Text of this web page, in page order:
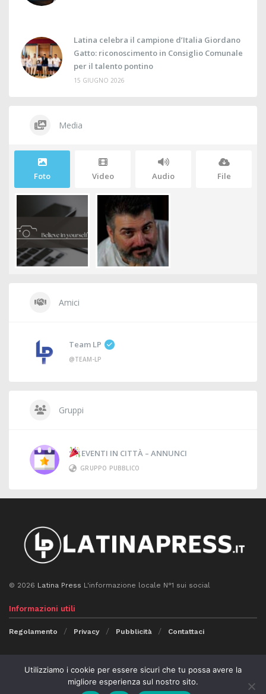
Latina celebra il campione d’Italia Giordano
Gatto: riconoscimento in Consiglio Comunale
per il talento pontino
15 GIUGNO 2026
Media
Foto Video Audio File
Amici
Team LP
@TEAM-LP
Gruppi
EVENTI IN CITTÀ – ANNUNCI
GRUPPO PUBBLICO
© 2026 Latina Press L'informazione locale N°1 sui social
Informazioni utili
Regolamento Privacy Pubblicità Contattaci
Utilizziamo i cookie per essere sicuri che tu possa avere la
migliore esperienza sul nostro sito.